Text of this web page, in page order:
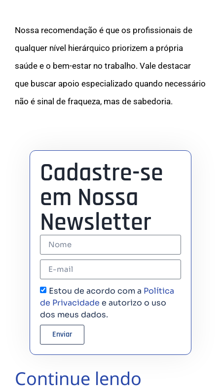
Nossa recomendação é que os profissionais de
qualquer nível hierárquico priorizem a própria
saúde e o bem-estar no trabalho. Vale destacar
que buscar apoio especializado quando necessário
não é sinal de fraqueza, mas de sabedoria.
Cadastre-se
em Nossa
Newsletter
Estou de acordo com a Política
de Privacidade e autorizo o uso
dos meus dados.
Enviar
Continue lendo